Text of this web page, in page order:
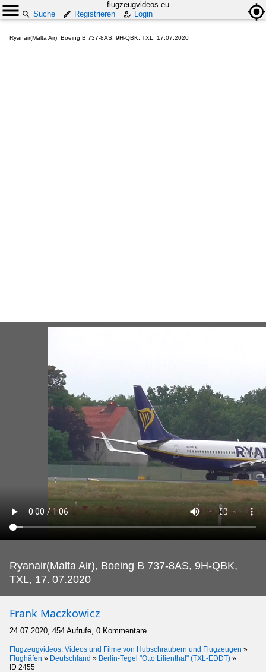
flugzeugvideos.eu
Suche
Registrieren Login
Ryanair(Malta Air), Boeing B 737-8AS, 9H-QBK, TXL, 17.07.2020
Ryanair(Malta Air), Boeing B 737-8AS, 9H-QBK,
TXL, 17. 07.2020
Frank Maczkowicz
24.07.2020, 454 Aufrufe, 0 Kommentare
Flugzeugvideos, Videos und Filme von Hubschraubern und Flugzeugen »
Flughäfen » Deutschland » Berlin-Tegel "Otto Lilienthal" (TXL-EDDT) »
ID 2455